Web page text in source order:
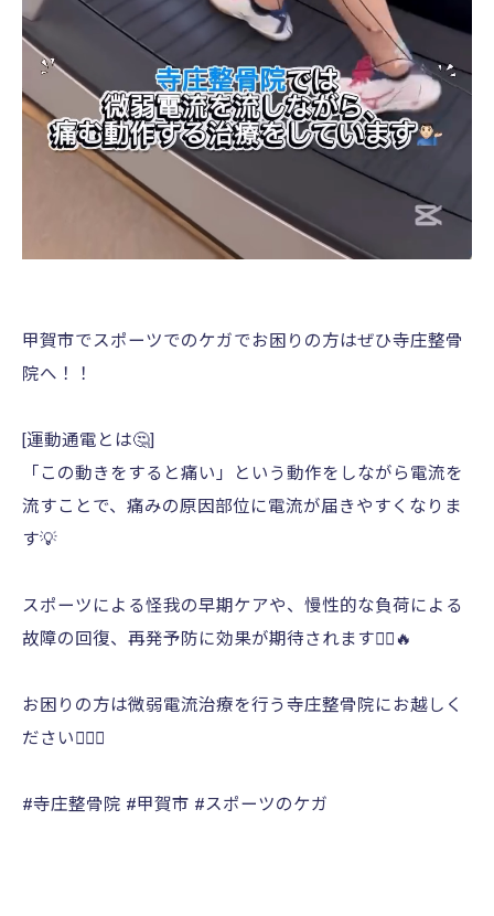
甲賀市でスポーツでのケガでお困りの方はぜひ寺庄整骨
院へ！！
[運動通電とは🤔]
「この動きをすると痛い」という動作をしながら電流を
流すことで、痛みの原因部位に電流が届きやすくなりま
す💡
スポーツによる怪我の早期ケアや、慢性的な負荷による
故障の回復、再発予防に効果が期待されます🏃‍♂️🔥
お困りの方は微弱電流治療を行う寺庄整骨院にお越しく
ださい💁🏻‍♂️
#寺庄整骨院 #甲賀市 #スポーツのケガ